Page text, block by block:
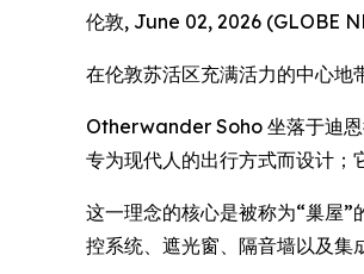
伦敦, June 02, 2026 (GLOBE
在伦敦苏活区充满活力的中心地
Otherwander Soho 坐落于迪恩
专为现代人的出行方式而设计；
这一理念的核心是被称为“巢屋
控系统、遮光窗、隔音墙以及集